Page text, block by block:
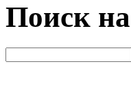
Поиск